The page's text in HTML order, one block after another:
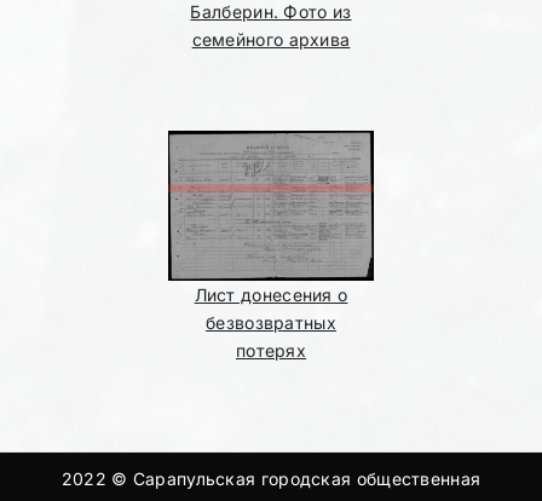
Балберин. Фото из
семейного архива
Лист донесения о
безвозвратных
потерях
2022 © Сарапульская городская общественная